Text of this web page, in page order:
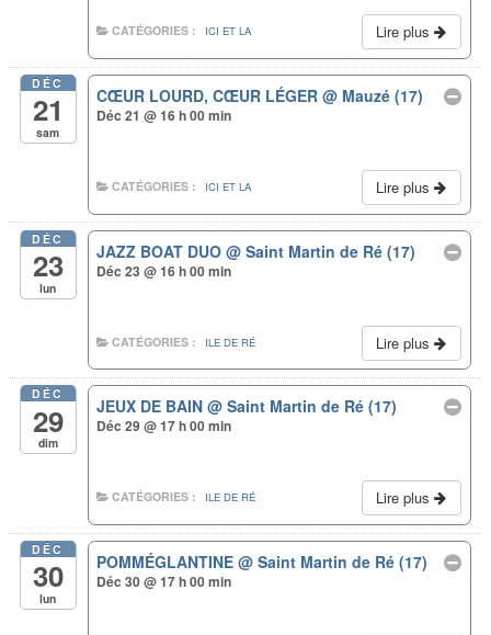
Lire plus
CATÉGORIES : ICI ET LA
DÉC
21
sam
CŒUR LOURD, CŒUR LÉGER@ Mauzé (17)
Déc 21 @ 16 h 00 min
Lire plus
CATÉGORIES : ICI ET LA
DÉC
23
lun
JAZZ BOAT DUO@ Saint Martin de Ré (17)
Déc 23 @ 16 h 00 min
Lire plus
CATÉGORIES : ILE DE RÉ
DÉC
29
dim
JEUX DE BAIN@ Saint Martin de Ré (17)
Déc 29 @ 17 h 00 min
Lire plus
CATÉGORIES : ILE DE RÉ
DÉC
30
lun
POMMÉGLANTINE@ Saint Martin de Ré (17)
Déc 30 @ 17 h 00 min